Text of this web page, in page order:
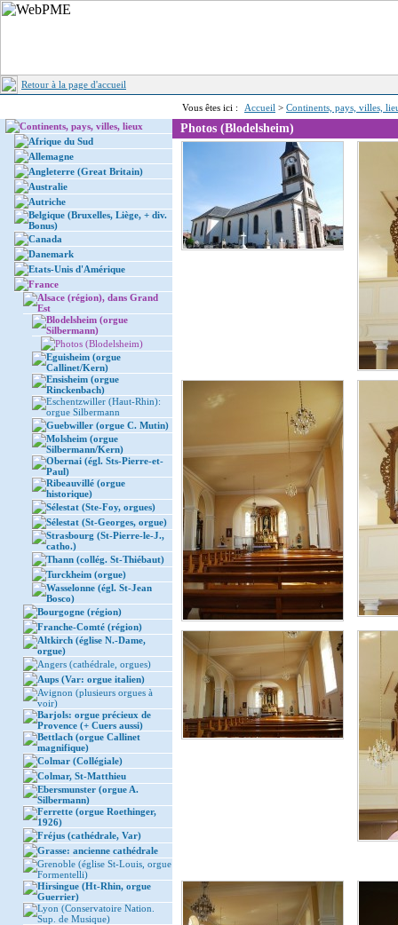
Retour à la page d'accueil
Vous êtes ici : Accueil > Continents, pays, villes,
Continents, pays, villes, lieux
Afrique du Sud
Allemagne
Angleterre (Great Britain)
Australie
Autriche
Belgique (Bruxelles, Liège, + div.
Bonus)
Canada
Danemark
Etats-Unis d'Amérique
France
Alsace (région), dans Grand
Est
Blodelsheim (orgue
Silbermann)
Photos (Blodelsheim)
Eguisheim (orgue
Callinet/Kern)
Ensisheim (orgue
Rinckenbach)
Eschentzwiller (Haut-Rhin):
orgue Silbermann
Guebwiller (orgue C. Mutin)
Molsheim (orgue
Silbermann/Kern)
Obernai (égl. Sts-Pierre-et-
Paul)
Ribeauvillé (orgue
historique)
Sélestat (Ste-Foy, orgues)
Sélestat (St-Georges, orgue)
Strasbourg (St-Pierre-le-J.,
catho.)
Thann (collég. St-Thiébaut)
Turckheim (orgue)
Wasselonne (égl. St-Jean
Bosco)
Bourgogne (région)
Franche-Comté (région)
Altkirch (église N.-Dame,
orgue)
Angers (cathédrale, orgues)
Aups (Var: orgue italien)
Avignon (plusieurs orgues à
voir)
Barjols: orgue précieux de
Provence (+ Cuers aussi)
Bettlach (orgue Callinet
magnifique)
Colmar (Collégiale)
Colmar, St-Matthieu
Ebersmunster (orgue A.
Silbermann)
Ferrette (orgue Roethinger,
1926)
Fréjus (cathédrale, Var)
Grasse: ancienne cathédrale
Grenoble (église St-Louis, orgue
Formentelli)
Hirsingue (Ht-Rhin, orgue
Guerrier)
Lyon (Conservatoire Nation.
Sup. de Musique)
Photos (Blodelsheim)